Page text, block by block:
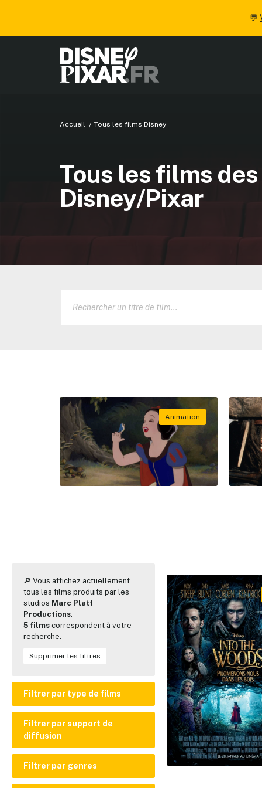
💬
Accueil Tous les films Disney
Tous les films
Disney/Pixar
🔎 Vous affichez actuellement
tous les films produits par les
studios Marc Platt
Productions.
5 films correspondent à votre
recherche.
Supprimer les filtres
Filtrer par type de films
Film en prises de vues réelles
Film d'animation
Court ou moyen métrage
Filtrer par support de
diffusion
Cinéma
Disney+
Filtrer par genres